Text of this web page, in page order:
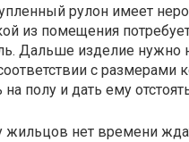
рулон имеет
из помещения
Дальше изделие нужно
с размерами
на полу и дать ему
жильцов нет времени